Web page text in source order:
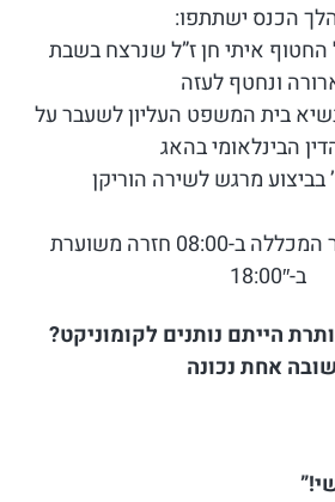
הכנס ישתתפו:
החטוף איתי חן ז”ל שנרצח בשבת
ונחטף לעזה
בית המשפט העליון לשעבר על
הבינלאומי בהאג
בביצוע מרגש לשירה הוריקן
הסעות יצאו משער המכללה ב-08:00 חזרה משוערת
ב-18:00″
הייתם נותנים לקומוניקט?
אחת נכונה